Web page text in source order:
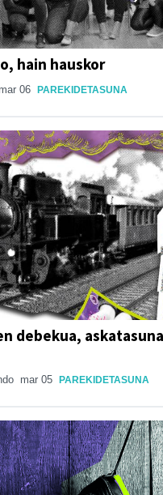
hain hauskor
mar 06 PAREKIDETASUNA
debekua,
mar 05 PAREKIDETASUNA